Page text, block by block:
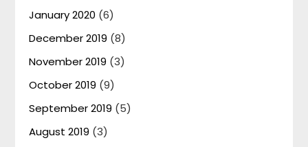
January 2020 (6)
December 2019 (8)
November 2019 (3)
October 2019 (9)
September 2019 (5)
August 2019 (3)